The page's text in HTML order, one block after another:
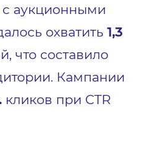
аукционными
охватить 1,3
что составило
Кампании
кликов при CTR